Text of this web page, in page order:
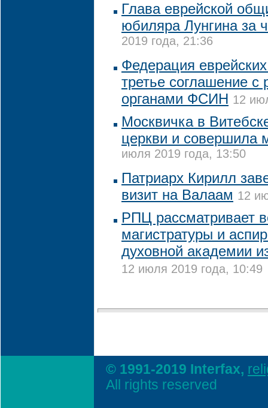
Глава еврейской
юбиляра Лунгина за
2019 года, 21:36
Федерация
третье соглашение с
органами ФСИН 12
Москвичка в
церкви и совершила
июля 2019 года, 13:50
Патриарх Кирилл
визит на Валаам 12
РПЦ рассматривает
магистратуры и
духовной академии
12 июля 2019 года, 10:49
© 1991-2019 Interfax,
All rights reserved